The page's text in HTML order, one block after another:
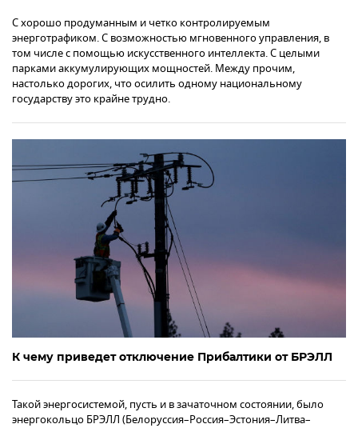
С хорошо продуманным и четко контролируемым
энерготрафиком. С возможностью мгновенного управления, в
том числе с помощью искусственного интеллекта. С целыми
парками аккумулирующих мощностей. Между прочим,
настолько дорогих, что осилить одному национальному
государству это крайне трудно.
К чему приведет отключение Прибалтики от БРЭЛЛ
Такой энергосистемой, пусть и в зачаточном состоянии, было
энергокольцо БРЭЛЛ (Белоруссия–Россия–Эстония–Литва–